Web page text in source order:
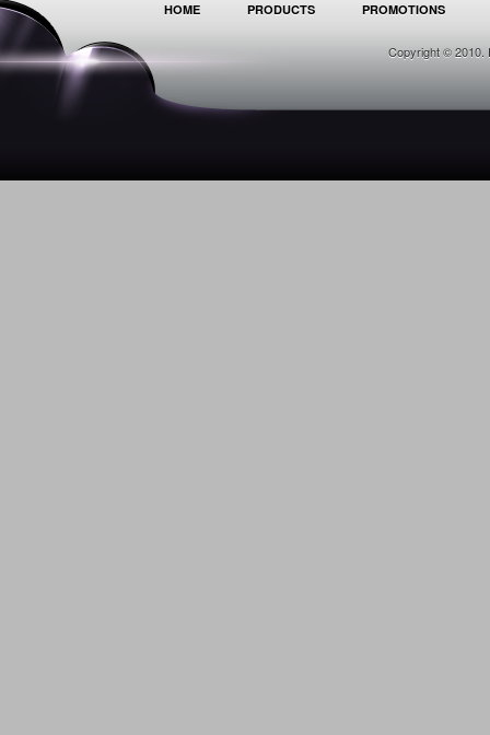
HOME PRODUCTS PROMOTIONS
Copyright © 2010.